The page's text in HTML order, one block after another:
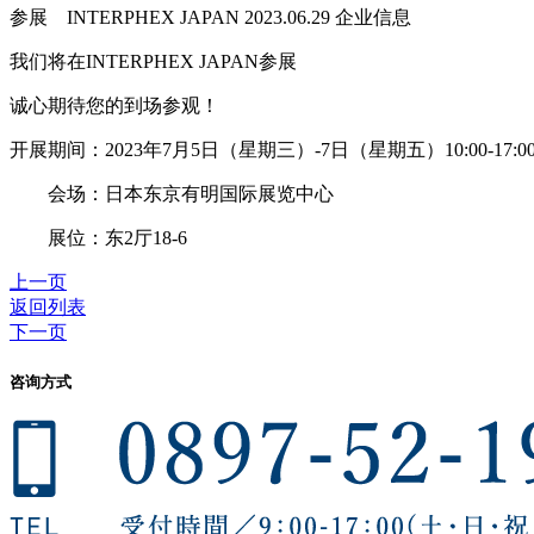
参展 INTERPHEX JAPAN 2023.06.29 企业信息
我们将在INTERPHEX JAPAN参展
诚心期待您的到场参观！
开展期间：2023年7月5日（星期三）-7日（星期五）10:00-
会场：日本东京有明国际展览中心
展位：东2厅18-6
上一页
返回列表
下一页
咨询方式